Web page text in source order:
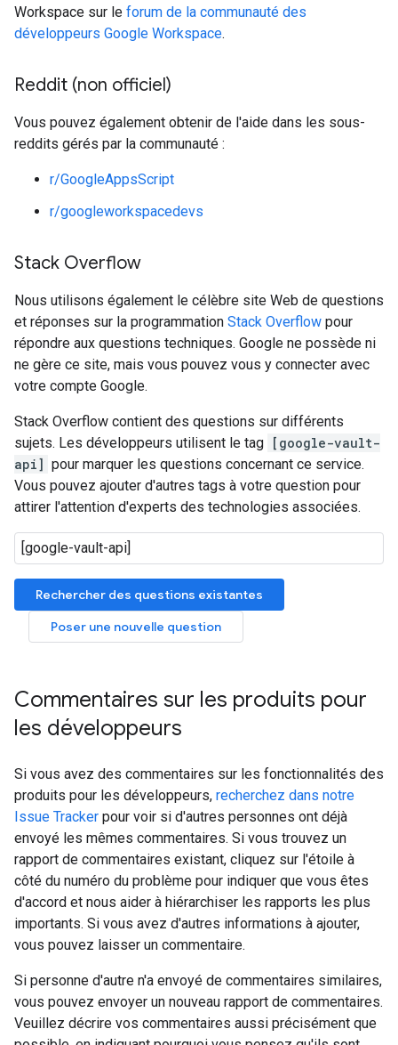
Workspace sur le forum de la communauté des
développeurs Google Workspace.
Reddit (non officiel)
Vous pouvez également obtenir de l'aide dans les sous-
reddits gérés par la communauté :
r/GoogleAppsScript
r/googleworkspacedevs
Stack Overflow
Nous utilisons également le célèbre site Web de questions
et réponses sur la programmation Stack Overflow pour
répondre aux questions techniques. Google ne possède ni
ne gère ce site, mais vous pouvez vous y connecter avec
votre compte Google.
Stack Overflow contient des questions sur différents
sujets. Les développeurs utilisent le tag [google-vault-
api] pour marquer les questions concernant ce service.
Vous pouvez ajouter d'autres tags à votre question pour
attirer l'attention d'experts des technologies associées.
Rechercher des questions existantes
Poser une nouvelle question
Commentaires sur les produits pour
les développeurs
Si vous avez des commentaires sur les fonctionnalités des
produits pour les développeurs, recherchez dans notre
Issue Tracker pour voir si d'autres personnes ont déjà
envoyé les mêmes commentaires. Si vous trouvez un
rapport de commentaires existant, cliquez sur l'étoile à
côté du numéro du problème pour indiquer que vous êtes
d'accord et nous aider à hiérarchiser les rapports les plus
importants. Si vous avez d'autres informations à ajouter,
vous pouvez laisser un commentaire.
Si personne d'autre n'a envoyé de commentaires similaires,
vous pouvez envoyer un nouveau rapport de commentaires.
Veuillez décrire vos commentaires aussi précisément que